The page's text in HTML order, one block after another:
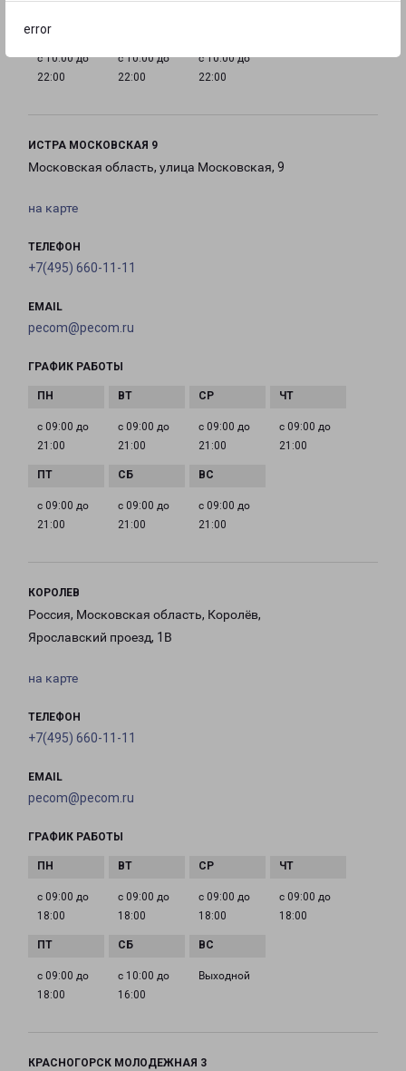
error
с 10:00 до
22:00
с 10:00 до
22:00
с 10:00 до
22:00
ИСТРА МОСКОВСКАЯ 9
Московская область, улица Московская, 9
на карте
ТЕЛЕФОН
+7(495) 660-11-11
EMAIL
pecom@pecom.ru
ГРАФИК РАБОТЫ
с 09:00 до
21:00
с 09:00 до
21:00
с 09:00 до
21:00
с 09:00 до
21:00
с 09:00 до
21:00
с 09:00 до
21:00
с 09:00 до
21:00
КОРОЛЕВ
Россия, Московская область, Королёв,
Ярославский проезд, 1В
на карте
ТЕЛЕФОН
+7(495) 660-11-11
EMAIL
pecom@pecom.ru
ГРАФИК РАБОТЫ
с 09:00 до
18:00
с 09:00 до
18:00
с 09:00 до
18:00
с 09:00 до
18:00
с 09:00 до
18:00
с 10:00 до
16:00
Выходной
КРАСНОГОРСК МОЛОДЕЖНАЯ 3